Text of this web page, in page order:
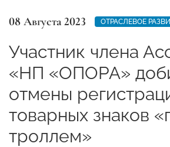
08 Августа 2023 ОТРАСЛЕВОЕ
Участник члена
«НП «ОПОРА»
отмены
товарных знаков
троллем»